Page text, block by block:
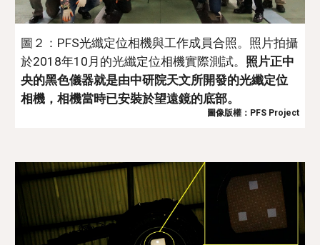
圖２：PFS光纖定位相機與工作成員合照。照片拍攝
於2018年10月的光纖定位相機實際測試。 照片正中
央的黑色儀器就是由中研院天文所開發的光纖定位
相機，相機當時已安裝於望遠鏡的底部。
圖像版權：PFS Project